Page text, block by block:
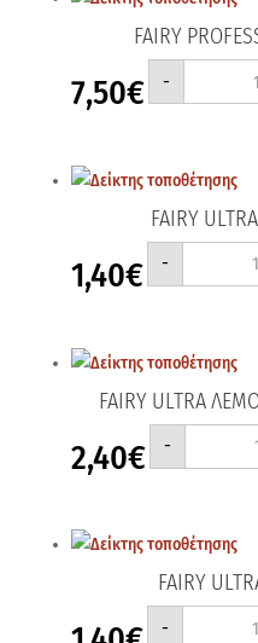
FAIRY
7,50€ -
FAIRY
ΛΕΜΟΝΙ
FAIRY
1,40€ -
FAIRY
ORIGINAL
FAIRY ULTRA
2,40€ -
FAIRY
ΛΕΜΟΝΙ
-30%
ποσότητα
FAIRY
-
FAIRY